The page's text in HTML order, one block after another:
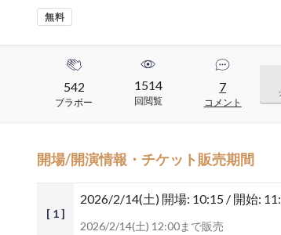
無料
542
ブラボー
1514
回閲覧
7
コメント
開場/開演情報・チケット販売期間
[ 1 ]
2026/2/14(土) 開場: 10:15 / 開始:
2026/2/14(土) 12:00まで販売